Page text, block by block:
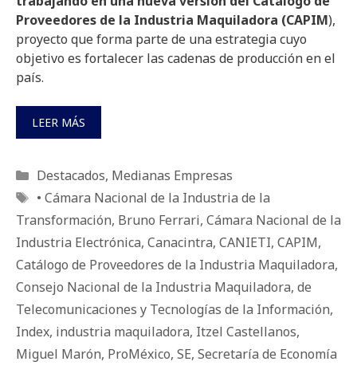
Proveedores de la Industria Maquiladora (CAPIM),
proyecto que forma parte de una estrategia cuyo
objetivo es fortalecer las cadenas de producción en el
país.
LEER MÁS
Categorías
Destacados, Medianas Empresas
Etiquetas
• Cámara Nacional de la Industria de la
Transformación, Bruno Ferrari, Cámara Nacional de la
Industria Electrónica, Canacintra, CANIETI, CAPIM,
Catálogo de Proveedores de la Industria Maquiladora,
Consejo Nacional de la Industria Maquiladora, de
Telecomunicaciones y Tecnologías de la Información,
Index, industria maquiladora, Itzel Castellanos,
Miguel Marón, ProMéxico, SE, Secretaría de Economía